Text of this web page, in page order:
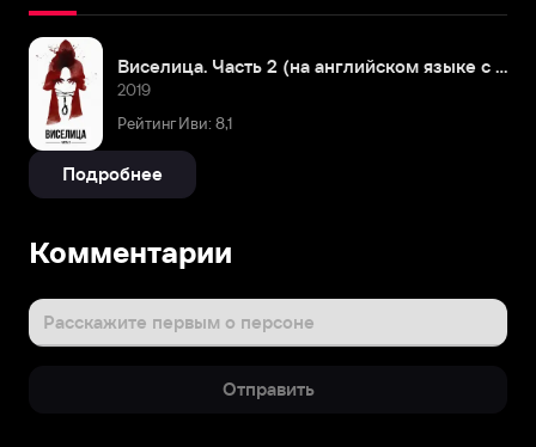
Виселица. Часть 2 (на английском языке с русскими субтитрами)
2019
Рейтинг Иви: 8,1
Подробнее
Комментарии
Расскажите первым о персоне
Отправить